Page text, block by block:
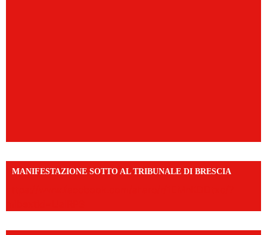
MANIFESTAZIONE SOTTO AL TRIBUNALE DI BRESCIA